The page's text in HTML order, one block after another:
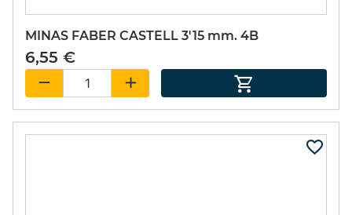
MINAS FABER CASTELL 3'15 mm. 4B
6,55 €